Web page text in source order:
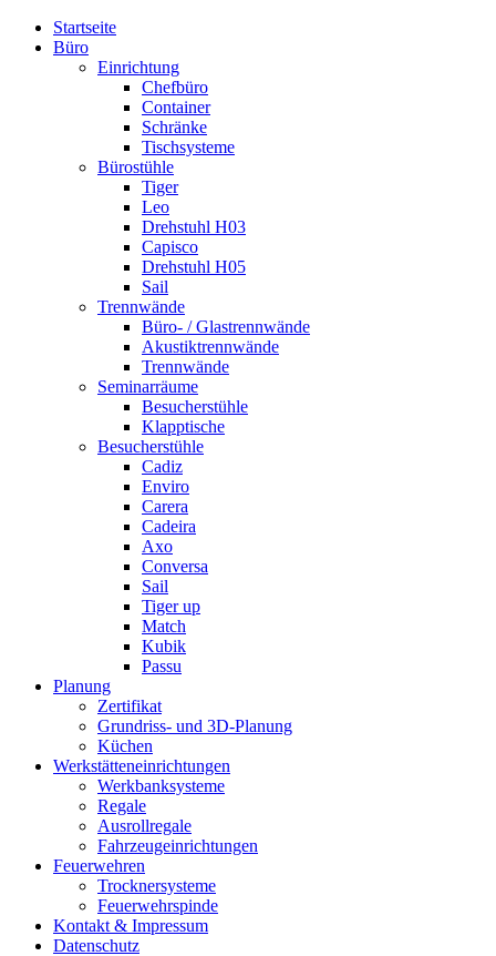
Startseite
Büro
Einrichtung
Chefbüro
Container
Schränke
Tischsysteme
Bürostühle
Tiger
Leo
Drehstuhl H03
Capisco
Drehstuhl H05
Sail
Trennwände
Büro- / Glastrennwände
Akustiktrennwände
Trennwände
Seminarräume
Besucherstühle
Klapptische
Besucherstühle
Cadiz
Enviro
Carera
Cadeira
Axo
Conversa
Sail
Tiger up
Match
Kubik
Passu
Planung
Zertifikat
Grundriss- und 3D-Planung
Küchen
Werkstätteneinrichtungen
Werkbanksysteme
Regale
Ausrollregale
Fahrzeugeinrichtungen
Feuerwehren
Trocknersysteme
Feuerwehrspinde
Kontakt & Impressum
Datenschutz